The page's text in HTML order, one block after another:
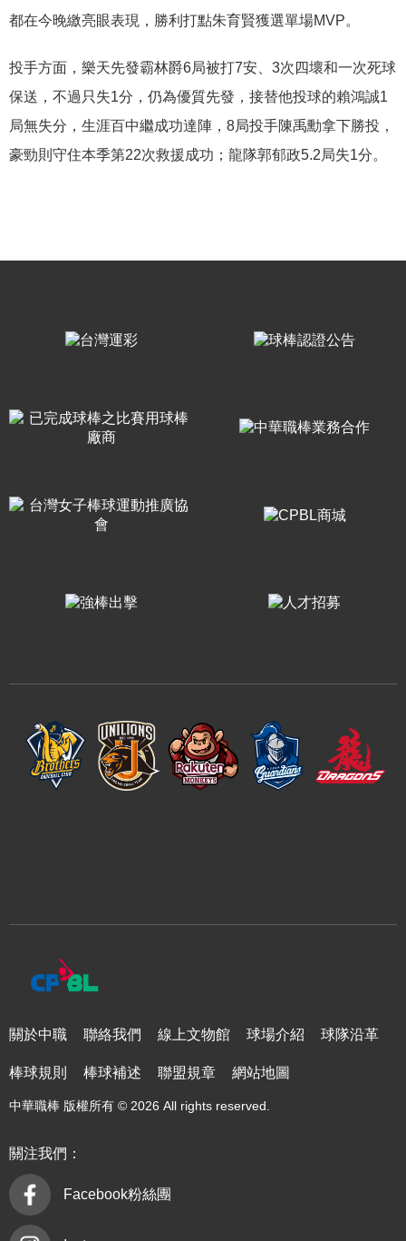
都在今晚繳亮眼表現，勝利打點朱育賢獲選單場MVP。
投手方面，樂天先發霸林爵6局被打7安、3次四壞和一次死球
保送，不過只失1分，仍為優質先發，接替他投球的賴鴻誠1
局無失分，生涯百中繼成功達陣，8局投手陳禹勳拿下勝投，
豪勁則守住本季第22次救援成功；龍隊郭郁政5.2局失1分。
關於中職 聯絡我們 線上文物館 球場介紹 球隊沿革
棒球規則 棒球補述 聯盟規章 網站地圖
中華職棒 版權所有 © 2026 All rights reserved.
關注我們：
Facebook粉絲團